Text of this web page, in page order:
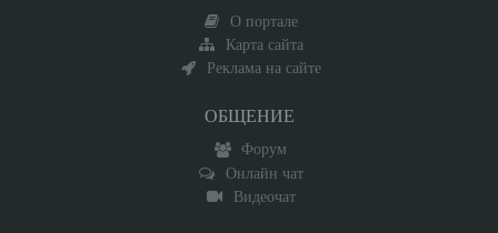
О портале
Карта сайта
Реклама на сайте
ОБЩЕНИЕ
Форум
Онлайн чат
Видеочат